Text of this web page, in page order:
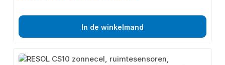
In de winkelmand